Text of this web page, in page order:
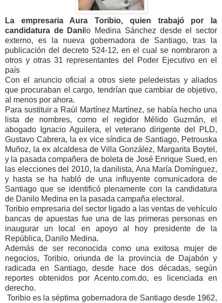
La empresaria Aura Toribio, quien trabajó por la
candidatura de Dani lo Medina Sánchez desde el sector
externo, es la nueva gobernadora de Santiago, tras la
publicación del decreto 524-12, en el cual se nombraron a
otros y otras 31 representantes del Poder Ejecutivo en el
país
Con el anuncio oficial a otros siete peledeistas y aliados
que procuraban el cargo, tendrían que cambiar de objetivo,
al menos por ahora.
Para sustituir a Raúl Martínez Martínez, se había hecho una
lista de nombres, como el regidor Mélido Guzmán, el
abogado Ignacio Aguilera, el veterano dirigente del PLD,
Gustavo Cabrera, la ex vice síndica de Santiago, Petrouska
Muñoz, la ex alcaldesa de Villa González, Margarita Boytel,
y la pasada compañera de boleta de José Enrique Sued, en
las elecciones del 2010, la danilista, Ana María Domínguez,
y hasta se ha habló de una influyente comunicadora de
Santiago que se identificó plenamente con la candidatura
de Danilo Medina en la pasada campaña electoral.
Toribio empresaria del sector ligado a las ventas de vehículo
bancas de apuestas fue una de las primeras personas en
inaugurar un local en apoyo al hoy presidente de la
República, Danilo Medina.
Además de ser reconocida como una exitosa mujer de
negocios, Toribio, oriunda de la provincia de Dajabón y
radicada en Santiago, desde hace dos décadas, según
reportes obtenidos por Acento.com.do, es licenciada en
derecho.
Toribio es la séptima gobernadora de Santiago desde 1962,